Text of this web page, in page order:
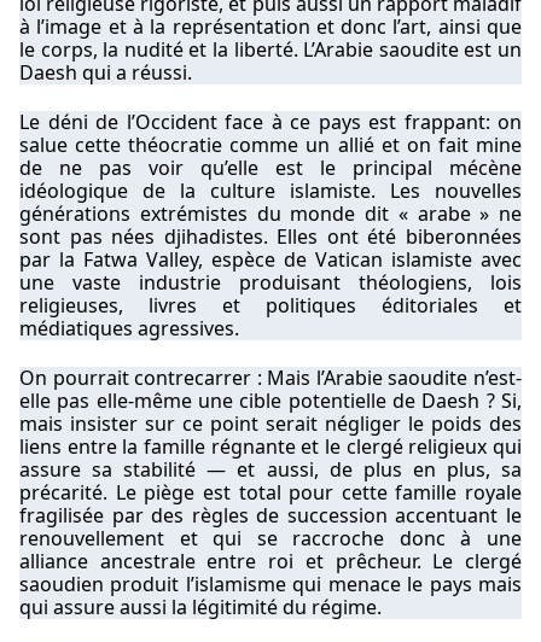
à l’image et à la représentation et donc l’art, ainsi que
le corps, la nudité et la liberté. L’Arabie saoudite est un
Daesh qui a réussi.
Le déni de l’Occident face à ce pays est frappant: on
salue cette théocratie comme un allié et on fait mine
de ne pas voir qu’elle est le principal mécène
idéologique de la culture islamiste. Les nouvelles
générations extrémistes du monde dit « arabe » ne
sont pas nées djihadistes. Elles ont été biberonnées
par la Fatwa Valley, espèce de Vatican islamiste avec
une vaste industrie produisant théologiens, lois
religieuses, livres et politiques éditoriales et
médiatiques agressives.
On pourrait contrecarrer : Mais l’Arabie saoudite n’est-
elle pas elle-même une cible potentielle de Daesh ? Si,
mais insister sur ce point serait négliger le poids des
liens entre la famille régnante et le clergé religieux qui
assure sa stabilité — et aussi, de plus en plus, sa
précarité. Le piège est total pour cette famille royale
fragilisée par des règles de succession accentuant le
renouvellement et qui se raccroche donc à une
alliance ancestrale entre roi et prêcheur. Le clergé
saoudien produit l’islamisme qui menace le pays mais
qui assure aussi la légitimité du régime.